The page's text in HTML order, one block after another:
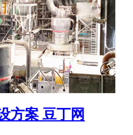
方案 豆丁网